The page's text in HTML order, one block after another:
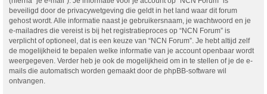
beveiligd door de privacywetgeving die geldt in het land waar dit forum
gehost wordt. Alle informatie naast je gebruikersnaam, je wachtwoord en je
e-mailadres die vereist is bij het registratieproces op “NCN Forum” is
verplicht of optioneel, dat is een keuze van “NCN Forum”. Je hebt altijd zelf
de mogelijkheid te bepalen welke informatie van je account openbaar wordt
weergegeven. Verder heb je ook de mogelijkheid om in te stellen of je de e-
mails die automatisch worden gemaakt door de phpBB-software wil
ontvangen.